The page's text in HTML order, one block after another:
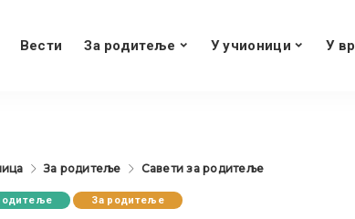
Вести За родитеље У учионици У
За родитеље Савети за родитеље
За родитеље